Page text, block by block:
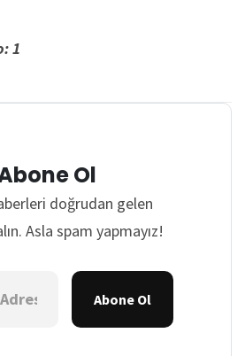
1
Ol
doğrudan gelen
Asla spam yapmayız!
Abone Ol